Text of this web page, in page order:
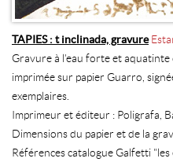
TAPIES : t inclinada, gravure
Gravure à l'eau forte et aquatinte
imprimée sur papier Guarro,
exemplaires.
Imprimeur et éditeur : Poligrafa,
Dimensions du papier et de la
Références catalogue Galfetti "les